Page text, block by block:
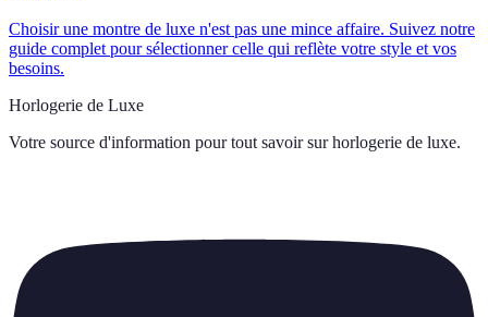
Choisir une montre de luxe n'est pas une mince affaire. Suivez notre
guide complet pour sélectionner celle qui reflète votre style et vos
besoins.
Horlogerie de Luxe
Votre source d'information pour tout savoir sur horlogerie de luxe.